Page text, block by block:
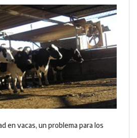
en vacas, un problema para los